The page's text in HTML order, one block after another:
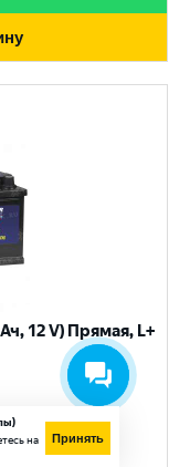
12 V) Прямая, L+
на
Принять